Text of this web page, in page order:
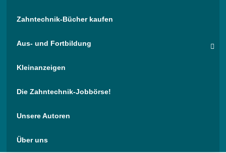
Zahntechnik-Bücher kaufen
Aus- und Fortbildung
Kleinanzeigen
Die Zahntechnik-Jobbörse!
Unsere Autoren
Über uns